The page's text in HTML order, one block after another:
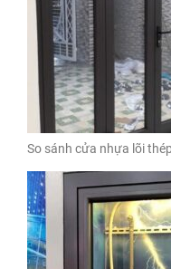
So sánh cửa nhựa lõi